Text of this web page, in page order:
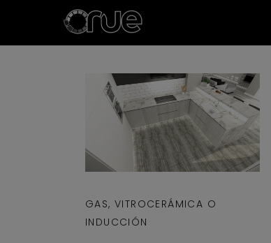
GAS, VITROCERÁMICA O
INDUCCIÓN